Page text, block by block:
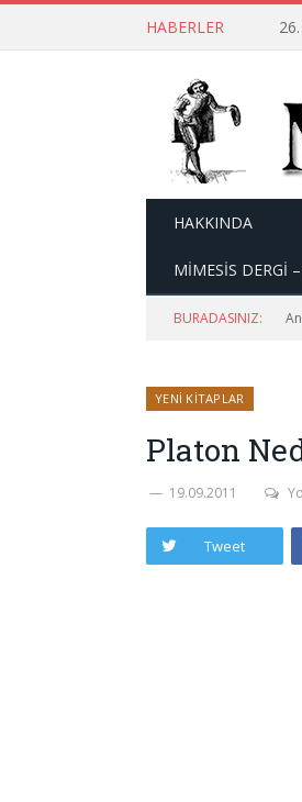
HABERLER
HAKKINDA
MİMESİS DERGİ
BURADASINIZ:
YENI KITAPLAR
Platon
19.09.2011
Tweet